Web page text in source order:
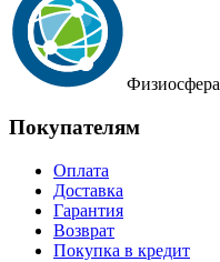
Физиосфера
Покупателям
Оплата
Доставка
Гарантия
Возврат
Покупка в кредит